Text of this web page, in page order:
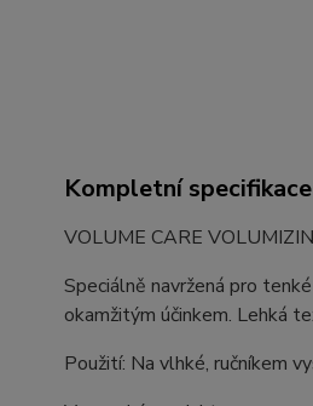
Kompletní specifikace
VOLUME CARE
Speciálně navržená pro
okamžitým účinkem. Lehká
Použití: Na vlhké, ručníkem